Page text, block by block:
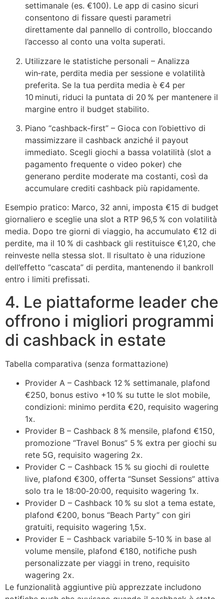
settimanale (es. €100). Le app di casino sicuri
consentono di fissare questi parametri
direttamente dal pannello di controllo, bloccando
l’accesso al conto una volta superati.
Utilizzare le statistiche personali – Analizza
win‑rate, perdita media per sessione e volatilità
preferita. Se la tua perdita media è €4 per
10 minuti, riduci la puntata di 20 % per mantenere il
margine entro il budget stabilito.
Piano “cashback‑first” – Gioca con l’obiettivo di
massimizzare il cashback anziché il payout
immediato. Scegli giochi a bassa volatilità (slot a
pagamento frequente o video poker) che
generano perdite moderate ma costanti, così da
accumulare crediti cashback più rapidamente.
Esempio pratico: Marco, 32 anni, imposta €15 di budget
giornaliero e sceglie una slot a RTP 96,5 % con volatilità
media. Dopo tre giorni di viaggio, ha accumulato €12 di
perdite, ma il 10 % di cashback gli restituisce €1,20, che
reinveste nella stessa slot. Il risultato è una riduzione
dell’effetto “cascata” di perdita, mantenendo il bankroll
entro i limiti prefissati.
4. Le piattaforme leader che
offrono i migliori programmi
di cashback in estate
Tabella comparativa (senza formattazione)
Provider A – Cashback 12 % settimanale, plafond
€250, bonus estivo +10 % su tutte le slot mobile,
condizioni: minimo perdita €20, requisito wagering
1x.
Provider B – Cashback 8 % mensile, plafond €150,
promozione “Travel Bonus” 5 % extra per giochi su
rete 5G, requisito wagering 2x.
Provider C – Cashback 15 % su giochi di roulette
live, plafond €300, offerta “Sunset Sessions” attiva
solo tra le 18:00‑20:00, requisito wagering 1x.
Provider D – Cashback 10 % su slot a tema estate,
plafond €200, bonus “Beach Party” con giri
gratuiti, requisito wagering 1,5x.
Provider E – Cashback variabile 5‑10 % in base al
volume mensile, plafond €180, notifiche push
personalizzate per viaggi in treno, requisito
wagering 2x.
Le funzionalità aggiuntive più apprezzate includono